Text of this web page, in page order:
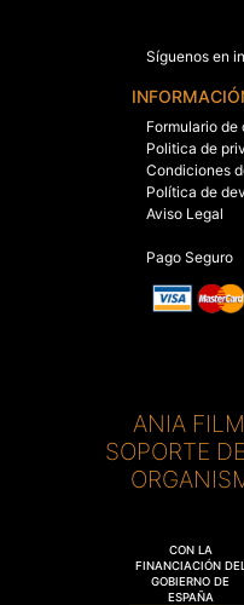
Síguenos en
Formulario
Politica de
Condiciones
Política de
Aviso Legal
Pago Seguro
ANIA
SOPORTE
CON LA
FINANCIACIÓN DEL
GOBIERNO DE
ESPAÑA